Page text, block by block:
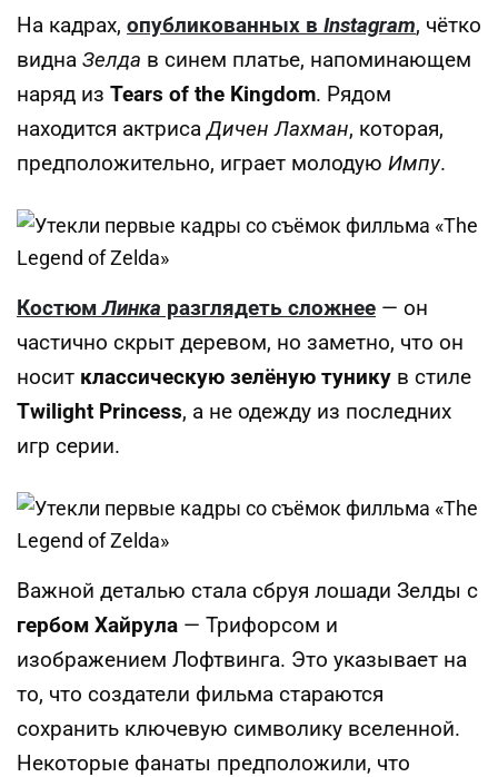
На кадрах, опубликованных в Instagram, чётко
видна Зелда в синем платье, напоминающем
наряд из Tears of the Kingdom. Рядом
находится актрисаДичен Лахман, которая,
предположительно, играет молодую Импу.
КостюмЛинка разглядеть сложнее — он
частично скрыт деревом, но заметно, что он
носит классическую зелёную тунику в стиле
Twilight Princess, а не одежду из последних
игр серии.
Важной деталью стала сбруя лошади Зелды с
гербом Хайрула — Трифорсом и
изображением Лофтвинга. Это указывает на
то, что создатели фильма стараются
сохранить ключевую символику вселенной.
Некоторые фанаты предположили, что